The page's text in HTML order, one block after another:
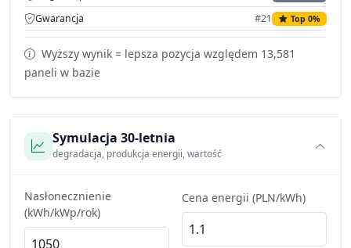
Gwarancja #21 Top 0%
Wyższy wynik = lepsza pozycja względem 13,581
paneli w bazie
Symulacja 30-letnia
degradacja, produkcja energii, wartość
Nasłonecznienie
(kWh/kWp/rok)
Cena energii (PLN/kWh)